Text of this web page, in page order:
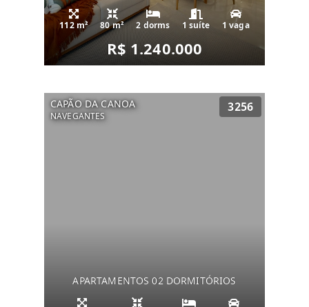
112 m² 80 m² 2 dorms 1 suíte 1 vaga
R$ 1.240.000
CAPÃO DA CANOA
NAVEGANTES
3256
APARTAMENTOS 02 DORMITÓRIOS